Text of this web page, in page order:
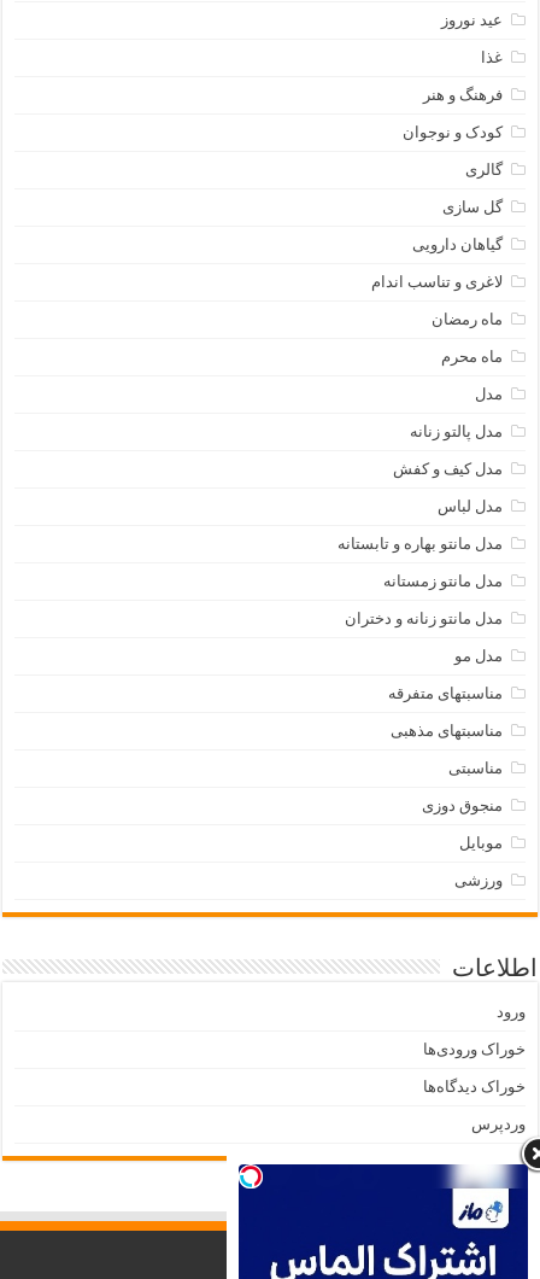
عید نوروز
غذا
فرهنگ و هنر
کودک و نوجوان
گالری
گل سازی
گیاهان دارویی
لاغری و تناسب اندام
ماه رمضان
ماه محرم
مدل
مدل پالتو زنانه
مدل کیف و کفش
مدل لباس
مدل مانتو بهاره و تابستانه
مدل مانتو زمستانه
مدل مانتو زنانه و دختران
مدل مو
مناسبتهای متفرقه
مناسبتهای مذهبی
مناسبتی
منجوق دوزی
موبایل
ورزشی
اطلاعات
ورود
خوراک ورودی‌ها
خوراک دیدگاه‌ها
وردپرس